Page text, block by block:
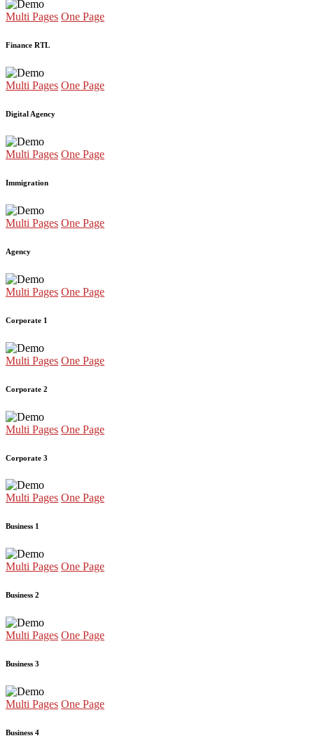
Multi Pages One Page
Finance RTL
Multi Pages One Page
Digital Agency
Multi Pages One Page
Immigration
Multi Pages One Page
Agency
Multi Pages One Page
Corporate 1
Multi Pages One Page
Corporate 2
Multi Pages One Page
Corporate 3
Multi Pages One Page
Business 1
Multi Pages One Page
Business 2
Multi Pages One Page
Business 3
Multi Pages One Page
Business 4